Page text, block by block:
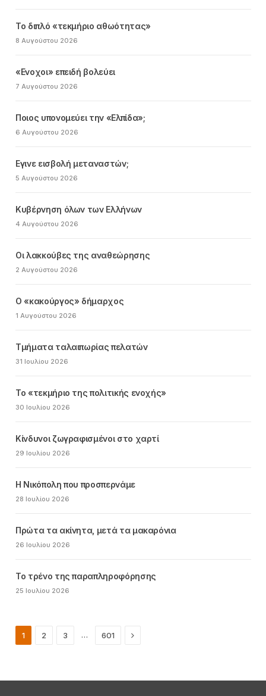
Το διπλό «τεκμήριο αθωότητας»
8 Αυγούστου 2026
«Ενοχοι» επειδή βολεύει
7 Αυγούστου 2026
Ποιος υπονομεύει την «Ελπίδα»;
6 Αυγούστου 2026
Εγινε εισβολή μεταναστών;
5 Αυγούστου 2026
Κυβέρνηση όλων των Ελλήνων
4 Αυγούστου 2026
Οι λακκούβες της αναθεώρησης
2 Αυγούστου 2026
Ο «κακούργος» δήμαρχος
1 Αυγούστου 2026
Τμήματα ταλαιπωρίας πελατών
31 Ιουλίου 2026
Το «τεκμήριο της πολιτικής ενοχής»
30 Ιουλίου 2026
Κίνδυνοι ζωγραφισμένοι στο χαρτί
29 Ιουλίου 2026
Η Νικόπολη που προσπερνάμε
28 Ιουλίου 2026
Πρώτα τα ακίνητα, μετά τα μακαρόνια
26 Ιουλίου 2026
Το τρένο της παραπληροφόρησης
25 Ιουλίου 2026
1 2 3 … 601 Next